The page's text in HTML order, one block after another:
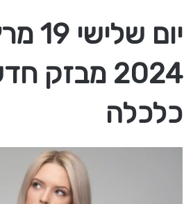
יום שלישי
2024 מבזק
כלכלה